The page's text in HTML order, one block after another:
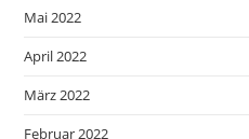
Mai 2022
April 2022
März 2022
Februar 2022